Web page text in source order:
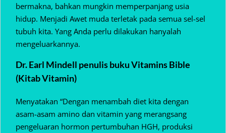
bermakna, bahkan mungkin memperpanjang usia
hidup. Menjadi Awet muda terletak pada semua sel-sel
tubuh kita. Yang Anda perlu dilakukan hanyalah
mengeluarkannya.
Dr. Earl Mindell penulis buku Vitamins Bible
(Kitab Vitamin)
Menyatakan “Dengan menambah diet kita dengan
asam-asam amino dan vitamin yang merangsang
pengeluaran hormon pertumbuhan HGH, produksi